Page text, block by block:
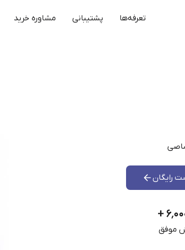
تعرفه‌ها پشتیبانی مشاوره خرید
رایگان
+
موفق